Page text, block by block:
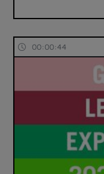
00:00:44